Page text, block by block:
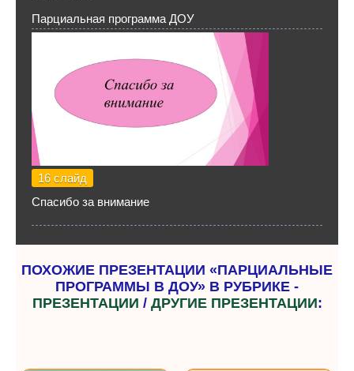
Парциальная программа ДОУ
16 слайд
Спасибо за внимание
ПОХОЖИЕ ПРЕЗЕНТАЦИИ «ПАРЦИАЛЬНЫЕ
ПРОГРАММЫ В ДОУ» В РУБРИКЕ -
ПРЕЗЕНТАЦИИ / ДРУГИЕ ПРЕЗЕНТАЦИИ: